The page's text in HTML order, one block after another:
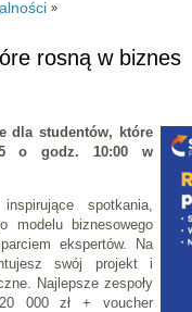
»
rosną w biznes
dla studentów, które
o godz. 10:00 w
spotkania,
modelu biznesowego
ekspertów. Na
swój projekt i
Najlepsze zespoły
000 zł + voucher